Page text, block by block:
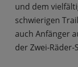
und dem
schwierigen
auch Anfänger
der Zwei-